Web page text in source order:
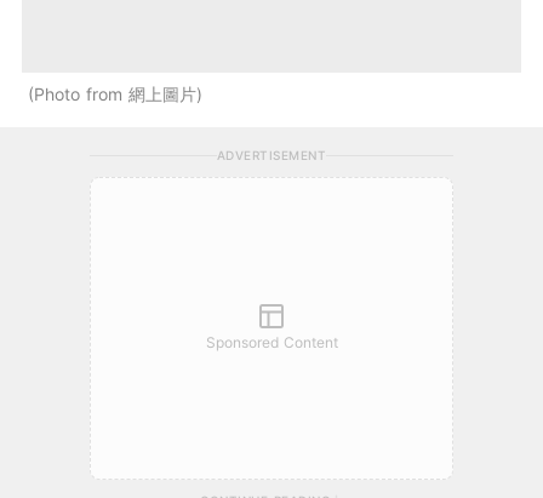
Photo from 網上圖片
ADVERTISEMENT
Sponsored Content